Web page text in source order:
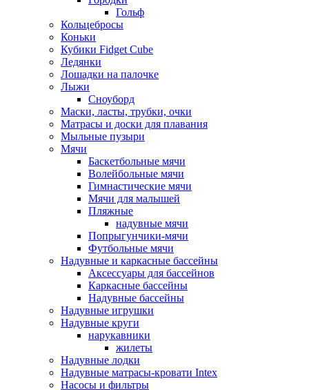
Гольф
Кольцебросы
Коньки
Кубики Fidget Cube
Ледянки
Лошадки на палочке
Лыжи
Сноуборд
Маски, ласты, трубки, очки
Матрасы и доски для плавания
Мыльные пузыри
Мячи
Баскетбольные мячи
Волейбольные мячи
Гимнастические мячи
Мячи для малышей
Пляжные
надувные мячи
Попрыгунчики-мячи
Футбольные мячи
Надувные и каркасные бассейны
Аксессуары для бассейнов
Каркасные бассейны
Надувные бассейны
Надувные игрушки
Надувные круги
нарукавники
жилеты
Надувные лодки
Надувные матрасы-кровати Intex
Насосы и фильтры